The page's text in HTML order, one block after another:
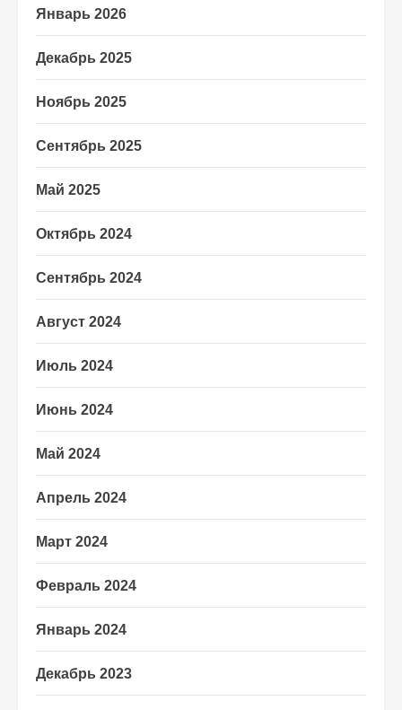
Январь 2026
Декабрь 2025
Ноябрь 2025
Сентябрь 2025
Май 2025
Октябрь 2024
Сентябрь 2024
Август 2024
Июль 2024
Июнь 2024
Май 2024
Апрель 2024
Март 2024
Февраль 2024
Январь 2024
Декабрь 2023